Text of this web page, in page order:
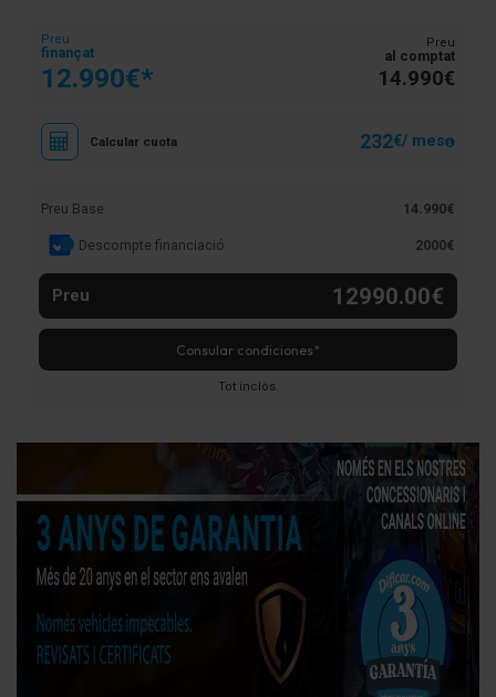
Preu
finançat
12.990€*
Preu
al comptat
14.990€
Calcular cuota 232€/ mes
Preu Base 14.990€
Descompte financiació 2000€
Preu 12990.00€
Consular condiciones*
Tot inclòs.